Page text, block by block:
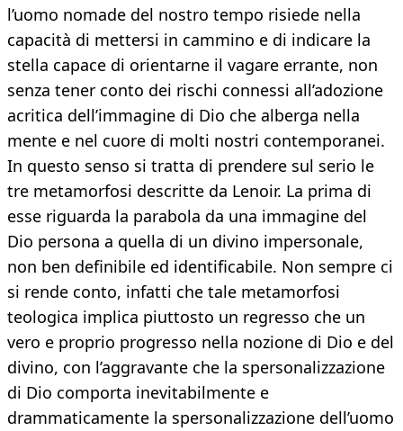
l’uomo nomade del nostro tempo risiede nella
capacità di mettersi in cammino e di indicare la
stella capace di orientarne il vagare errante, non
senza tener conto dei rischi connessi all’adozione
acritica dell’immagine di Dio che alberga nella
mente e nel cuore di molti nostri contemporanei.
In questo senso si tratta di prendere sul serio le
tre metamorfosi descritte da Lenoir. La prima di
esse riguarda la parabola da una immagine del
Dio persona a quella di un divino impersonale,
non ben definibile ed identificabile. Non sempre ci
si rende conto, infatti che tale metamorfosi
teologica implica piuttosto un regresso che un
vero e proprio progresso nella nozione di Dio e del
divino, con l’aggravante che la spersonalizzazione
di Dio comporta inevitabilmente e
drammaticamente la spersonalizzazione dell’uomo